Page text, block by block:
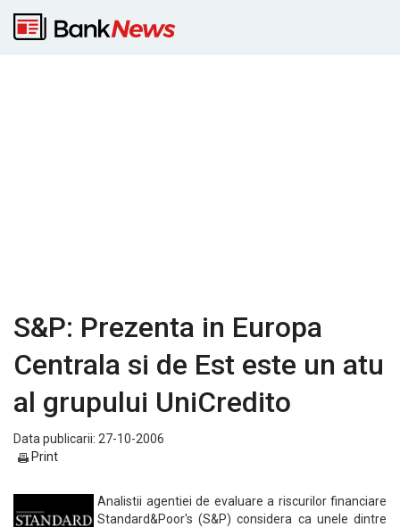
S&P: Prezenta in Europa
Centrala si de Est este un atu
al grupului UniCredito
Data publicarii: 27-10-2006
Print
Analistii agentiei de evaluare a riscurilor financiare
Standard&Poor's (S&P) considera ca unele dintre